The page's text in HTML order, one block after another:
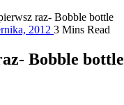
raz- Bobble bottle
2012 3 Mins Read
Bobble bottle